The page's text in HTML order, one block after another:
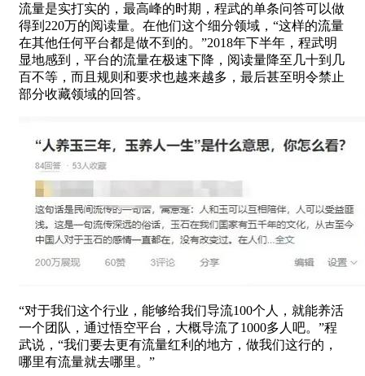
流量是实打实的，最高峰的时期，程武的单条问答可以做
得到220万的阅读量。在他们这个细分领域，“这样的流量
在其他任何平台都是做不到的。”2018年下半年，程武明
显地感到，平台的流量在极速下降，阅读量降至几十到几
百不等，而且规则和要求也越来越多，最后甚至明令禁止
部分收藏领域的回答。
“对于我们这个行业，能够给我们导流100个人，就能养活
一个团队，通过悟空平台，大概导流了1000多人吧。”程
武说，“我们要去更有流量红利的地方，做我们这行的，
哪里有流量就去哪里。”